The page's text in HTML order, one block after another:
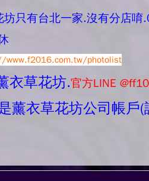
坊只有台北一家.沒有分店
www.f2016.com.tw/photolist
衣草花坊.官方LINE
薰衣草花坊公司帳戶